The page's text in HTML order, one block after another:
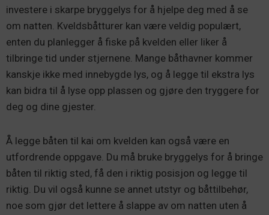
investere i skarpe bryggelys for å hjelpe deg med å se
om natten. Kveldsbåtturer kan være veldig populært,
enten du planlegger å fiske på kvelden eller liker å
tilbringe tid under stjernene. Mange båthavner kommer
kanskje ikke med innebygde lys, og å legge til ekstra lys
kan bidra til å lyse opp plassen og gjøre den tryggere for
deg og dine gjester.
Å legge båten til kai om kvelden kan også være en
utfordrende oppgave. Du må bruke bryggelys for å bringe
båten til riktig sted, få den i riktig posisjon og legge til
riktig. Du vil også kunne se annet utstyr og båttilbehør,
noe som gjør det lettere å slappe av om natten uten å